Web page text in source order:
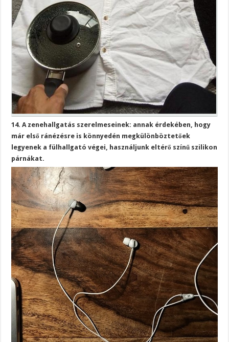
14. A zenehallgatás szerelmeseinek: annak érdekében, hogy
már első ránézésre is könnyedén megkülönböztetőek
legyenek a fülhallgató végei, használjunk eltérő színű szilikon
párnákat.